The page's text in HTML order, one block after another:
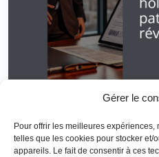
Gérer le
Pour offrir les meilleures
telles que les cookies pour stocker et/
appareils. Le fait de consentir à ces
2026 : lacréation d’une
actifs détenus par les